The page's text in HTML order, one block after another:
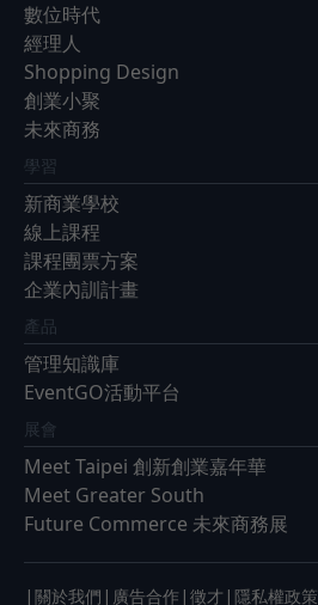
數位時代
經理人
Shopping Design
創業小聚
未來商務
學習
新商業學校
線上課程
課程團票方案
企業內訓計畫
產品
管理知識庫
EventGO活動平台
展會
Meet Taipei 創新創業嘉年華
Meet Greater South
Future Commerce 未來商務展
| 關於我們 | 廣告合作 | 徵才 | 隱私權政策